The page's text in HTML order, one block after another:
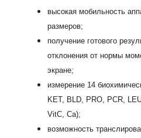
высокая мобильность
размеров;
получение готового
отклонения от нормы
экране;
измерение 14
KET, BLD, PRO, PCR,
VitC, Ca);
возможность